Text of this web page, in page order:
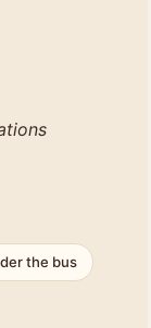
the bus